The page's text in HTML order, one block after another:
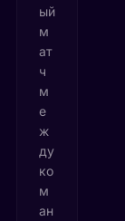
ый
м
ат
ч
м
е
ж
ду
ко
м
ан